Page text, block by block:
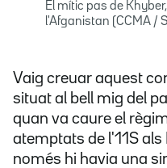
El mític pas de
l'Afganistan (CCMA /
Vaig creuar aquest
situat al bell mig del
quan va caure el
atemptats de l'11S
només hi havia una